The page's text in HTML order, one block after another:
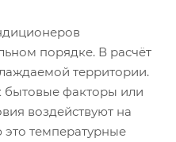
порядке. В расчёт
территории.
бытовые факторы или
воздействуют на
это температурные